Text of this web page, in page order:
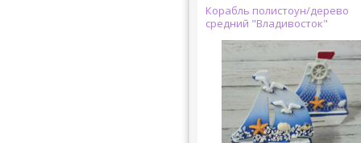
Корабль полистоун/дерево
средний "Владивосток"